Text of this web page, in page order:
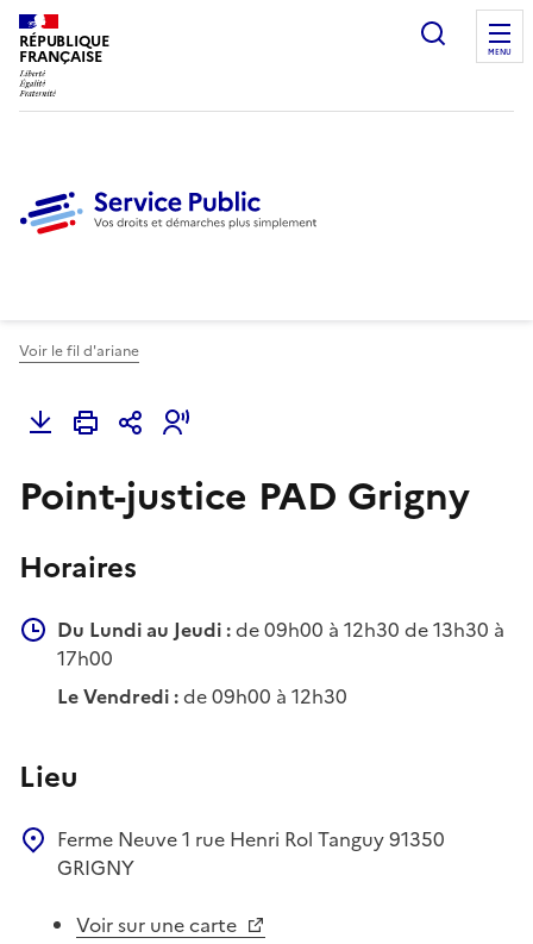
RÉPUBLIQUE
FRANÇAISE
Ouvrir
MENU
Voir le fil d'ariane
Point-justice PAD Grigny
Horaires
Du Lundi au Jeudi :de 09h00 à 12h30 de 13h30 à
17h00
Le Vendredi :de 09h00 à 12h30
Lieu
Ferme Neuve 1 rue Henri Rol Tanguy91350
GRIGNY
Voir sur une carte